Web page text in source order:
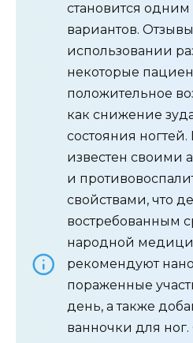
становится
вариантов.
использовании
некоторые
положительное
как снижение
состояния
известен своими
и
свойствами, что
востребованным
народной
рекомендуют
пораженные
день, а также
ванночки для